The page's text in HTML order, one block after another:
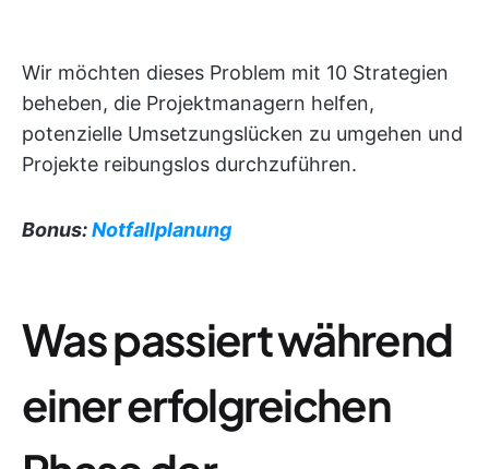
Wir möchten dieses Problem mit 10 Strategien
beheben, die Projektmanagern helfen,
potenzielle Umsetzungslücken zu umgehen und
Projekte reibungslos durchzuführen.
Bonus:Notfallplanung
Was passiert während
einer erfolgreichen